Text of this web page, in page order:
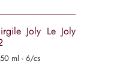
Joly Le Joly
ml - 6/cs